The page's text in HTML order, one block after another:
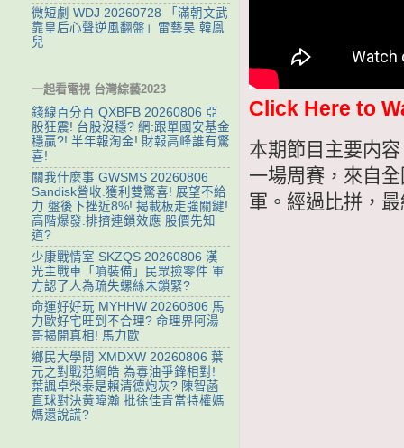
Click Here to
本期節目主要内
一場周賽，來自
軍。經過比拼，
微短劇 WDJ 20260728 「滿朝文武
靠皇后心聲逆風翻盤」雷藝昊 韓鳳
兒
一起看電視 台灣綜藝2023
錢線百分百 QXBFB 20260806 亞
股狂震! 台股沒穩? 網:跟單國安基金
穩贏?! 半年報淘金! 財報高峰誰有驚
喜!
關我什麼事 GWSMS 20260806
Sandisk營收.獲利雙驚喜! 展望不給
力 盤後下挫近8%! 揭載板走強關鍵!
高階爆發.排擠連鎖效應 股價先知
道?
少康戰情室 SKZQS 20260806 漢
光主戰車「噴裝備」民眾撿零件 軍
方認了人為疏失螺絲未鎖緊?
命運好好玩 MYHHW 20260806 馬
力歐好宅旺到不合理? 命理界阿湯
哥揭開真相! 馬力歐
鄉民大學問 XMDXW 20260806 葉
元之對戰范綱皓 為毒油爭鋒相對!
葉諷卓榮泰是賴清德炮灰? 陳智菡
直球對決黃暐瀚 批徐佳青當特權媽
媽還說謊?